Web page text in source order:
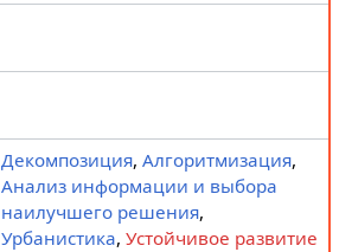
Декомпозиция,Алгоритмизация,
Анализ информации и выбора
наилучшего решения,
Урбанистика,Устойчивое развитие